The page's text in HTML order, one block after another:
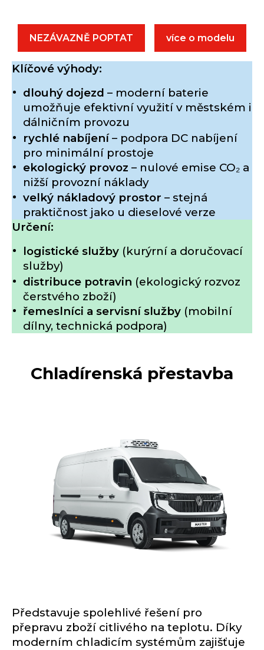
NEZÁVAZNĚ POPTAT více o modelu
Klíčové výhody:
dlouhý dojezd – moderní baterie
umožňuje efektivní využití v městském i
dálničním provozu
rychlé nabíjení– podpora DC nabíjení
pro minimální prostoje
ekologický provoz – nulové emise CO₂ a
nižší provozní náklady
velký nákladový prostor – stejná
praktičnost jako u dieselové verze
Určení:
logistické služby (kurýrní a doručovací
služby)
distribuce potravin (ekologický rozvoz
čerstvého zboží)
řemeslníci a servisní služby (mobilní
dílny, technická podpora)
Chladírenská přestavba
Představuje spolehlivé řešení pro
přepravu zboží citlivého na teplotu. Díky
moderním chladicím systémům zajišťuje